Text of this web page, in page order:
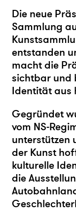
Die neue
Sammlung
entstanden
macht die
sichtbar und
Identität aus
Gegründet
vom NS-
unterstützen
der Kunst
kulturelle
die